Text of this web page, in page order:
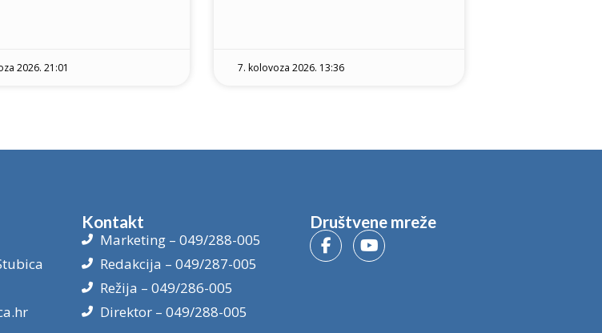
2026. 21:01 7. kolovoza 2026. 13:36
Kontakt
Marketing – 049/288-005
Redakcija – 049/287-005
Režija – 049/286-005
Direktor – 049/288-005
Društvene mreže